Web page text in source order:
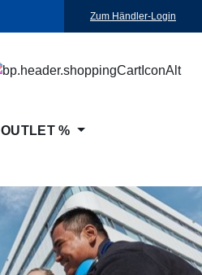
Zum Händler-Login
OUTLET %